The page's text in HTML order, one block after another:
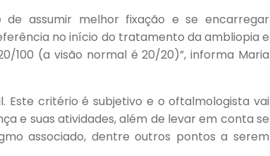
assumir melhor fixação e se encarregar
no início do tratamento da ambliopia e
100 (a visão normal é 20/20)”, informa Maria
critério é subjetivo e o oftalmologista vai
e suas atividades, além de levar em conta se
associado, dentre outros pontos a serem